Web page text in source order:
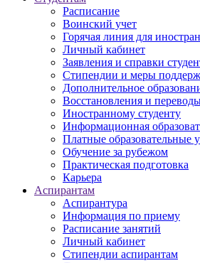
Расписание
Воинский учет
Горячая линия для
Личный кабинет
Заявления и справки
Стипендии и меры
Дополнительное
Восстановления и
Иностранному студенту
Информационная
Платные образовательные
Обучение за рубежом
Практическая подготовка
Карьера
Аспирантам
Аспирантура
Информация по приему
Расписание занятий
Личный кабинет
Стипендии аспирантам